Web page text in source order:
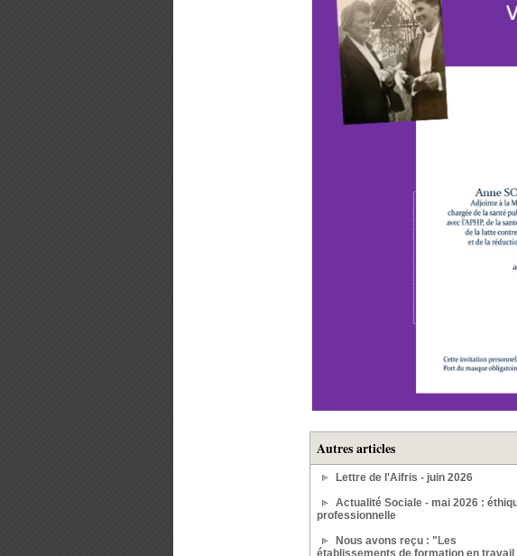
Autres articles
Lettre de l'Aifris - juin 2026
Actualité Sociale - mai 2026 :
professionnelle
Nous avons reçu : "Les
établissements de formation en travail